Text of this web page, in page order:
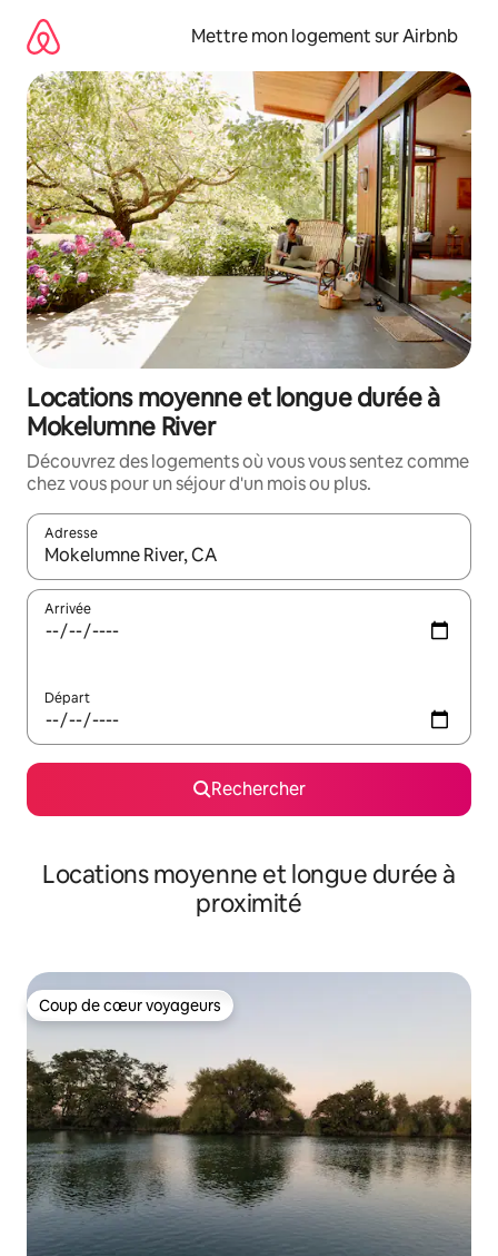
directement
contenu
Mettre mon logement sur Airbnb
Locations moyenne et longue durée à
Mokelumne River
Découvrez des logements où vous vous sentez comme
chez vous pour un séjour d'un mois ou plus.
Adresse
Lorsque les résultats s'affichent, utilisez les flèches vers le
Arrivée
Départ
Rechercher
Locations moyenne et longue durée à
proximité
Coup de cœur voyageurs
Coup de cœur voyageurs